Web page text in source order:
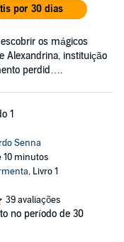
por 30 dias
os mágicos
Alexandrina, instituição
perdid….
1
Senna
10 minutos
, Livro 1
39 avaliações
no período de 30